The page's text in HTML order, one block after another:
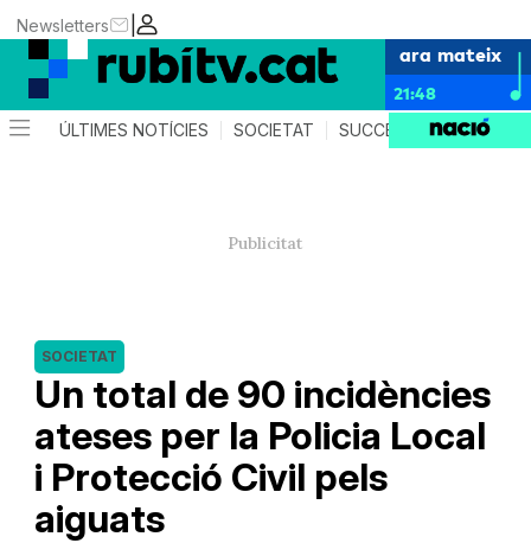
|
Newsletters
ara mateix
21:48
ÚLTIMES NOTÍCIES SOCIETAT SUCCESSOS
Un total de 90 incidències
ateses per la Policia Local
i Protecció Civil pels
aiguats
SOCIETAT